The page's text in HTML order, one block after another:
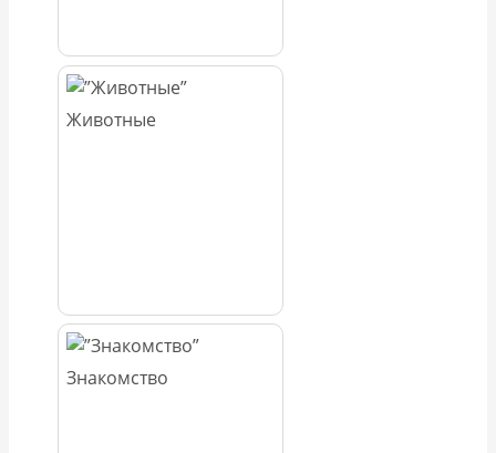
Животные
Знакомство